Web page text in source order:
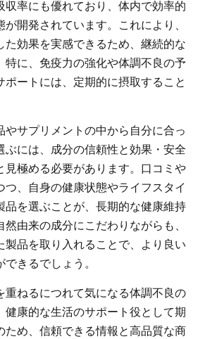
収率にも優れており、体内で効率的
開発されています。これにより、
た効果を実感できるため、継続的な
特に、免疫力の強化や体調不良の予
ポートには、定期的に摂取すること
やサプリメントの中から自分に合っ
ぶには、成分の信頼性と効果・安全
見極める必要があります。口コミや
つ、自身の健康状態やライフスタイ
品を選ぶことが、長期的な健康維持
由来の成分にこだわりながらも、
製品を取り入れることで、より良い
きるでしょう。
重ねるにつれて気になる体調不良の
健康的な生活のサポート役として期
ため、信頼できる情報と高品質な商